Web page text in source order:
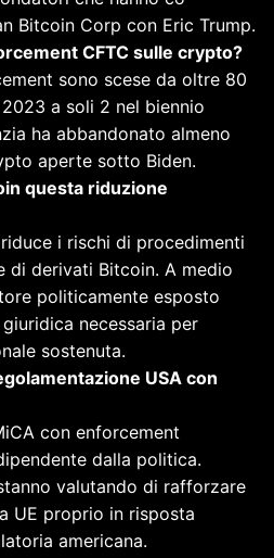
Bitcoin Corp con Eric Trump.
CFTC sulle crypto?
sono scese da oltre 80
a soli 2 nel biennio
ha abbandonato almeno
aperte sotto Biden.
questa riduzione
i rischi di procedimenti
di derivati Bitcoin. A medio
politicamente esposto
necessaria per
sostenuta.
USA con
con enforcement
dalla politica.
valutando di rafforzare
UE proprio in risposta
americana.